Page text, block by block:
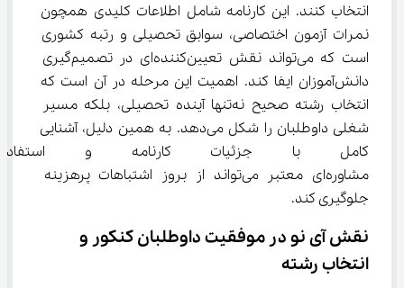
انتخاب کنند. این کارنامه شامل اطلاعات کلیدی همچون
نمرات آزمون اختصاصی، سوابق تحصیلی و رتبه کشوری
است که می‌تواند نقش تعیین‌کننده‌ای در تصمیم‌گیری
دانش‌آموزان ایفا کند. اهمیت این مرحله در آن است که
انتخاب رشته صحیح نه‌تنها آینده تحصیلی، بلکه مسیر
شغلی داوطلبان را شکل می‌دهد. به همین دلیل، آشنایی
کامل با جزئیات کارنامه و
مشاوره‌ای معتبر می‌تواند از بروز اشتباهات پرهزینه
جلوگیری کند.
نقش آی نو در موفقیت داوطلبان کنکور و
انتخاب رشته